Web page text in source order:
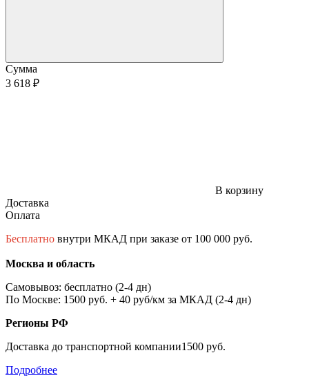
Сумма
3 618 ₽
В корзину
Доставка
Оплата
Бесплатно внутри МКАД при заказе от 100 000 руб.
Москва и область
Самовывоз: бесплатно (2-4 дн)
По Москве: 1500 руб. + 40 руб/км за МКАД (2-4 дн)
Регионы РФ
Доставка до транспортной компании1500 руб.
Подробнее